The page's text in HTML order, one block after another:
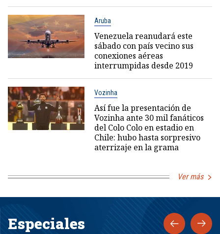
Aruba
Venezuela reanudará este
sábado con país vecino sus
conexiones aéreas
interrumpidas desde 2019
Vozinha
Así fue la presentación de
Vozinha ante 30 mil fanáticos
del Colo Colo en estadio en
Chile: hubo hasta sorpresivo
aterrizaje en la grama
Ver más
Especiales